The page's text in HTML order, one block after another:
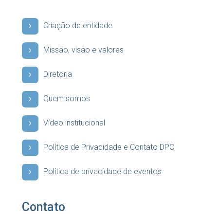
Criação de entidade
Missão, visão e valores
Diretoria
Quem somos
Vídeo institucional
Política de Privacidade e Contato DPO
Política de privacidade de eventos
Contato